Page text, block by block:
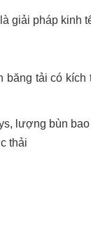
giải pháp
băng tải có
lượng bùn
thải